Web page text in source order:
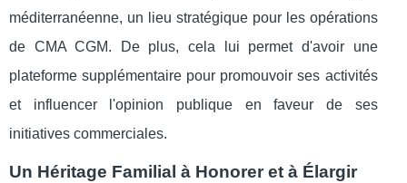
méditerranéenne, un lieu stratégique pour les opérations
de CMA CGM. De plus, cela lui permet d'avoir une
plateforme supplémentaire pour promouvoir ses activités
et influencer l'opinion publique en faveur de ses
initiatives commerciales.
Un Héritage Familial à Honorer et à Élargir